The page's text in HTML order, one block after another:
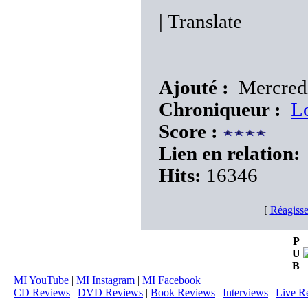
| Translate
Ajouté :
Chroniqueur :
Score :
Lien en relation:
Hits: 16346
[
P
U
B
MI YouTube | MI Instagram | MI Facebook
CD Reviews | DVD Reviews | Book Reviews | Interviews | Live